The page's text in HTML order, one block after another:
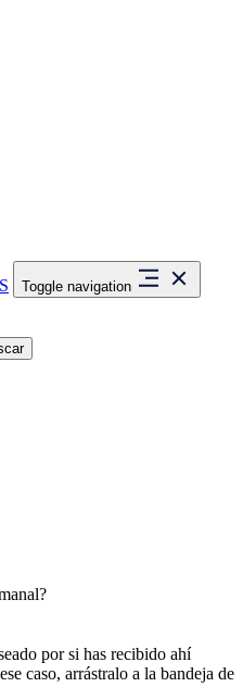
Toggle navigation
por si has recibido ahí
caso, arrástralo a la bandeja de